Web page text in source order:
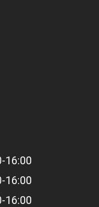
16:00
16:00
16:00